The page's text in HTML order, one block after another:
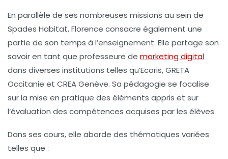
En parallèle de ses nombreuses missions au sein de
Spades Habitat, Florence consacre également une
partie de son temps à l’enseignement. Elle partage son
savoir en tant que professeure de marketing digital
dans diverses institutions telles qu’Ecoris, GRETA
Occitanie et CREA Genève. Sa pédagogie se focalise
sur la mise en pratique des éléments appris et sur
l’évaluation des compétences acquises par les élèves.
Dans ses cours, elle aborde des thématiques variées
telles que :